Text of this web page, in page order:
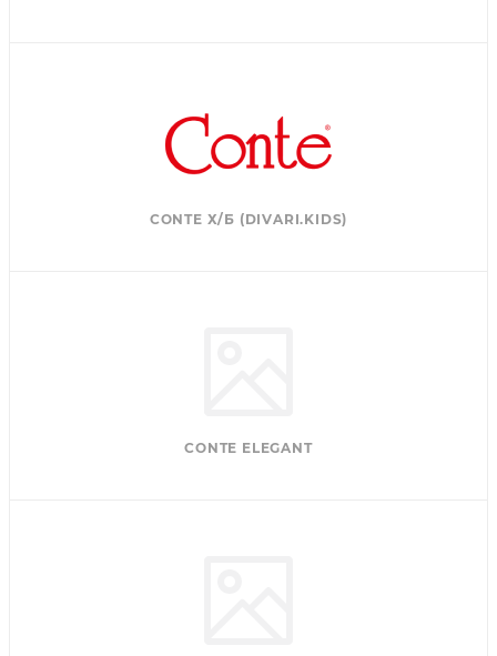
CONTE Х/Б (DIVARI.KIDS)
CONTE ELEGANT